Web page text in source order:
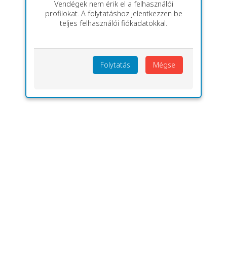
Vendégek nem érik el a felhasználói
profilokat. A folytatáshoz jelentkezzen be
teljes felhasználói fiókadatokkal.